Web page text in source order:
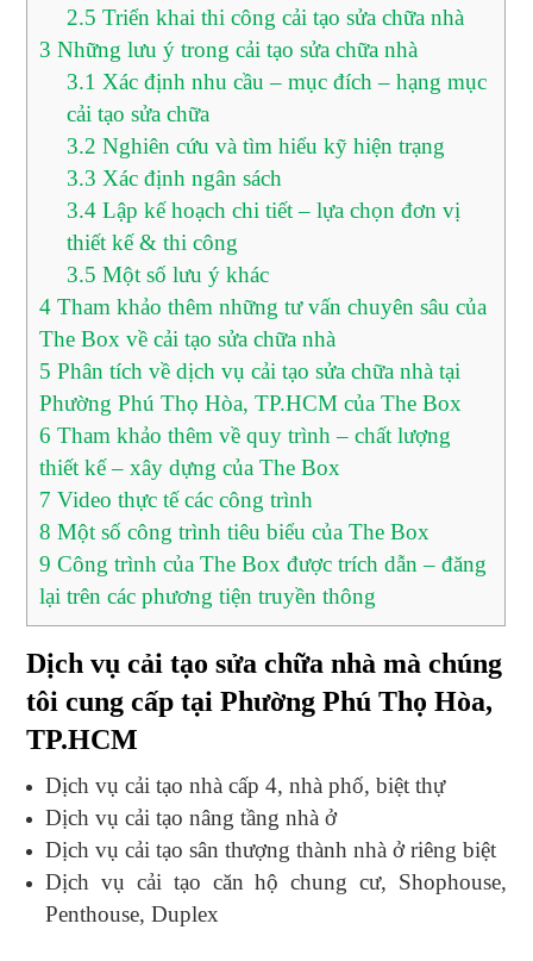
2.5 Triển khai thi công cải tạo sửa chữa nhà
3 Những lưu ý trong cải tạo sửa chữa nhà
3.1 Xác định nhu cầu – mục đích – hạng mục
cải tạo sửa chữa
3.2 Nghiên cứu và tìm hiểu kỹ hiện trạng
3.3 Xác định ngân sách
3.4 Lập kế hoạch chi tiết – lựa chọn đơn vị
thiết kế & thi công
3.5 Một số lưu ý khác
4 Tham khảo thêm những tư vấn chuyên sâu của
The Box về cải tạo sửa chữa nhà
5 Phân tích về dịch vụ cải tạo sửa chữa nhà tại
Phường Phú Thọ Hòa, TP.HCM của The Box
6 Tham khảo thêm về quy trình – chất lượng
thiết kế – xây dựng của The Box
7 Video thực tế các công trình
8 Một số công trình tiêu biểu của The Box
9 Công trình của The Box được trích dẫn – đăng
lại trên các phương tiện truyền thông
Dịch vụ cải tạo sửa chữa nhà mà chúng
tôi cung cấp tại Phường Phú Thọ Hòa,
TP.HCM
Dịch vụ cải tạo nhà cấp 4, nhà phố, biệt thự
Dịch vụ cải tạo nâng tầng nhà ở
Dịch vụ cải tạo sân thượng thành nhà ở riêng biệt
Dịch vụ cải tạo căn hộ chung cư, Shophouse,
Penthouse, Duplex